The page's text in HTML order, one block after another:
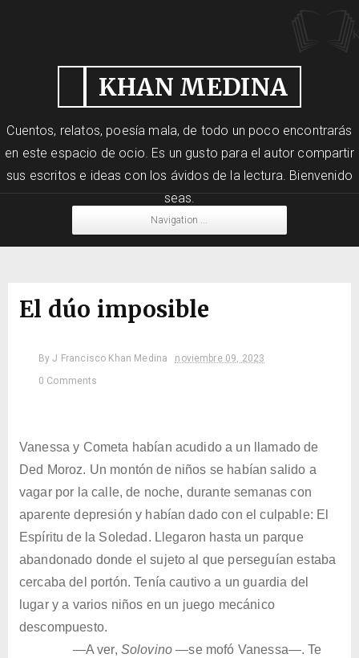
KHAN MEDINA
Cuentos, relatos, poesía mala, de todo un poco encontrarás
en este espacio de ocio. Es un gusto para el autor compartir
sus escritos e ideas con los ávidos de la lectura. Bienvenido
seas.
Navigation ...
El dúo imposible
ByJ Francisco Khan Medina
noviembre 09, 2023
0 Comments
Vanessa y Cometa habían acudido a un llamado de
Ded Moroz. Un montón de niños se habían salido a
vagar por la calle, de noche, durante semanas con
aparente depresión y habían dado con el culpable: El
Espíritu de la Soledad. Llegaron hasta un parque
abandonado donde el sujeto al que perseguían estaba
cercaba del portón. Tenía cautivo a un guardia del
lugar y a varios niños en un juego mecánico
descompuesto.
—A ver, Solovino —se mofó Vanessa—. Te